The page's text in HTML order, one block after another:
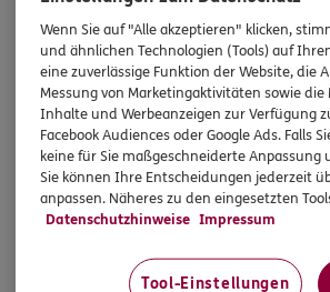
Wenn Sie auf "Alle akzeptieren" klicken,
und ähnlichen Technologien (Tools) auf
eine zuverlässige Funktion der Website, die
Messung von Marketingaktivitäten sowie
Inhalte und Werbeanzeigen zur Verfügung
Facebook Audiences oder Google Ads. Falls
keine für Sie maßgeschneiderte
Sie können Ihre Entscheidungen jederzeit
anpassen. Näheres zu den eingesetzten
Datenschutzhinweise Impressum
Tool-Einstellungen